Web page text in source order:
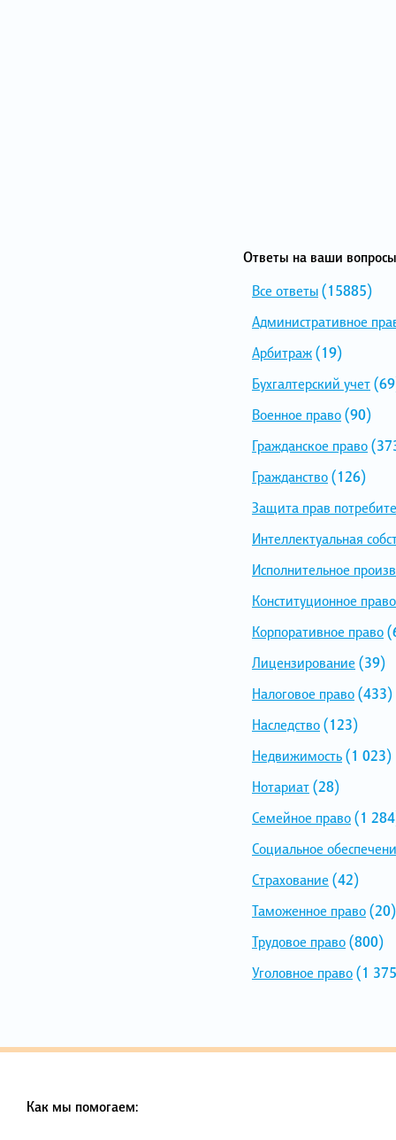
Ответы на ваши
Все ответы(15885)
Административное
Арбитраж(19)
Бухгалтерский учет
Военное право(90)
Гражданское право
Гражданство(126)
Защита прав
Интеллектуальная
Исполнительное
Конституционное право
Корпоративное право
Лицензирование (39)
Налоговое право(433)
Наследство(123)
Недвижимость(1 023)
Нотариат(28)
Семейное право(1
Социальное
Страхование (42)
Таможенное право(20)
Трудовое право(800)
Уголовное право(1
Как мы помогаем: